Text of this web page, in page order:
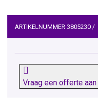
ARTIKELNUMMER 3805230 /
Vraag een offerte aan